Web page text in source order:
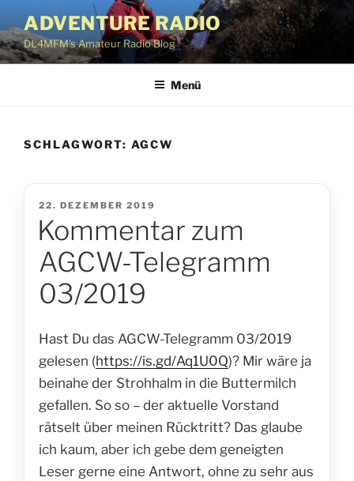
Inhalt
springen
ADVENTURE RADIO
DL4MFM's Amateur Radio Blog
Menü
SCHLAGWORT: AGCW
VERÖFFENTLICHT
AM
22. DEZEMBER 2019
Kommentar zum
AGCW-Telegramm
03/2019
Hast Du das AGCW-Telegramm 03/2019
gelesen (https://is.gd/Aq1U0Q)? Mir wäre ja
beinahe der Strohhalm in die Buttermilch
gefallen. So so – der aktuelle Vorstand
rätselt über meinen Rücktritt? Das glaube
ich kaum, aber ich gebe dem geneigten
Leser gerne eine Antwort, ohne zu sehr aus